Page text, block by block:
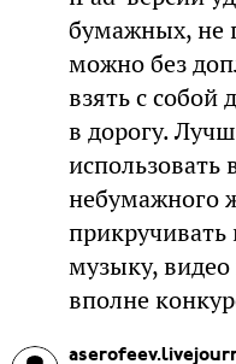
бумажных, не
можно без
взять с собой
в дорогу.
использовать
небумажного
прикручивать
музыку,
вполне